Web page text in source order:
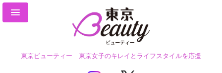
東京ビューティー 東京女子のキレイとライフスタイルを応援